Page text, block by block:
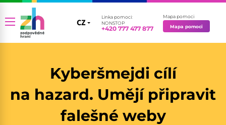
CZ
CZ
Linka pomoci:
NONSTOP
+420 777 477 877
Mapa pomoci
Mapa pomoci
Kyberšmejdi cílí
na hazard. Umějí připravit
falešné weby